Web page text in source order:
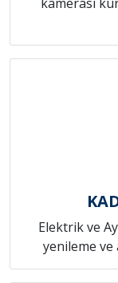
Elektrik ve
yenileme ve